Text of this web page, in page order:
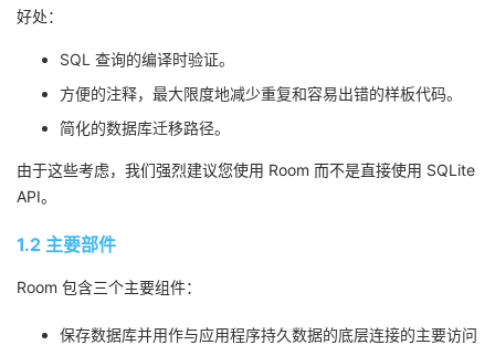
我
博
的
坛
我
圈
子
的
直
我
的
我
好处：
SQL 查询的编译时验证。
方便的注释，最大限度地减少重复和容易出错的样板代码。
简化的数据库迁移路径。
由于这些考虑，我们强烈建议您使用 Room 而不是直接使用 SQLite
API。
1.2 主要部件
Room 包含三个主要组件：
保存数据库并用作与应用程序持久数据的底层连接的主要访问